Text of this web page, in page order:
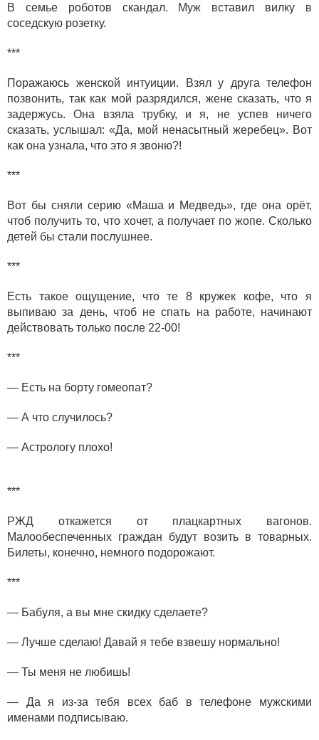
В семье роботов скандал. Муж вставил вилку в
соседскую розетку.
***
Поражаюсь женской интуиции. Взял у друга телефон
позвонить, так как мой разрядился, жене сказать, что я
задержусь. Она взяла трубку, и я, не успев ничего
сказать, услышал: «Да, мой ненасытный жеребец». Вот
как она узнала, что это я звоню?!
***
Вот бы сняли серию «Маша и Медведь», где она орёт,
чтоб получить то, что хочет, а получает по жопе. Сколько
детей бы стали послушнее.
***
Есть такое ощущение, что те 8 кружек кофе, что я
выпиваю за день, чтоб не спать на работе, начинают
действовать только после 22-00!
***
— Есть на борту гомеопат?
— А что случилось?
— Астрологу плохо!
***
РЖД откажется от плацкартных вагонов.
Малообеспеченных граждан будут возить в товарных.
Билеты, конечно, немного подорожают.
***
— Бабуля, а вы мне скидку сделаете?
— Лучше сделаю! Давай я тебе взвешу нормально!
— Ты меня не любишь!
— Да я из-за тебя всех баб в телефоне мужскими
именами подписываю.